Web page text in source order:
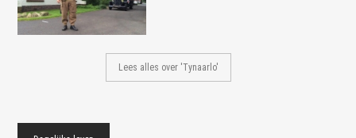
Lees alles over 'Tynaarlo'